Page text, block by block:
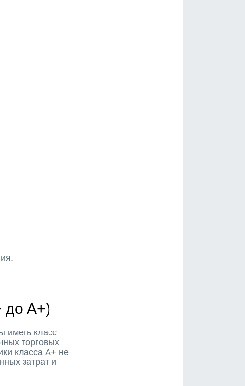
до A+)
иметь класс
торговых
класса A+ не
затрат и